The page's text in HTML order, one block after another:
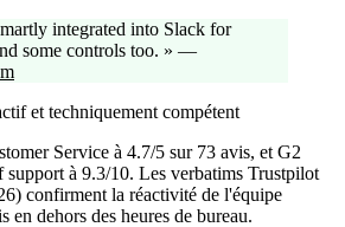
integrated into Slack for
some controls too. » —
et techniquement compétent
Service à 4.7/5 sur 73 avis, et G2
support à 9.3/10. Les verbatims Trustpilot
confirment la réactivité de l'équipe
en dehors des heures de bureau.